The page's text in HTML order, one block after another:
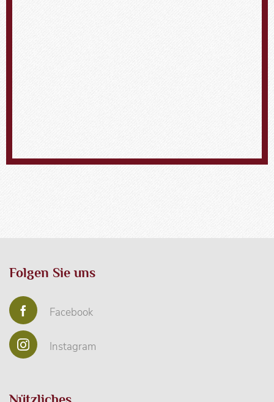
Folgen Sie uns
Facebook
Instagram